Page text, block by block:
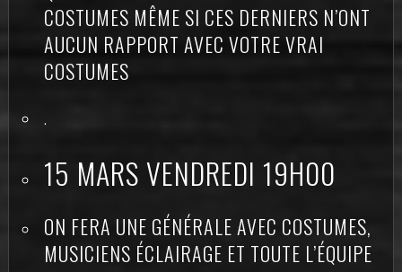
COSTUMES MÊME SI CES DERNIERS N’ONT
AUCUN RAPPORT AVEC VOTRE VRAI
COSTUMES
.
15 MARS VENDREDI 19H00
ON FERA UNE GÉNÉRALE AVEC COSTUMES,
MUSICIENS ÉCLAIRAGE ET TOUTE L’ÉQUIPE